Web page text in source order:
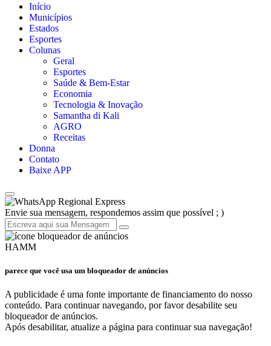
Início
Municípios
Estados
Esportes
Colunas
Geral
Esportes
Saúde & Bem-Estar
Economia
Tecnologia & Inovação
Samantha di Kali
AGRO
Receitas
Donna
Contato
Baixe APP
Regional Express
Envie sua mensagem, respondemos assim que possível ; )
HAMM
parece que você usa um bloqueador de anúncios
A publicidade é uma fonte importante de financiamento do nosso
conteúdo. Para continuar navegando, por favor desabilite seu
bloqueador de anúncios.
Após desabilitar, atualize a página para continuar sua navegação!